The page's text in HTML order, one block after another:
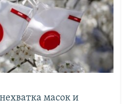
масок и